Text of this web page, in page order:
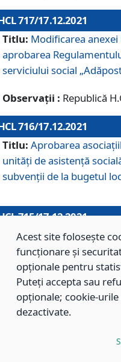
717/17.12.2021
Titlu: Modificarea
aprobarea
serviciului social
Observații : Republică
716/17.12.2021
Titlu: Aprobarea
unităţi de asistenţă
subvenţii de la bugetul
715/17.12.2021
Titlu: Aprobarea Planului
local pentru anul 2022.
714/17.12.2021
Titlu: Modificarea Anexei
aprobarea
Direcţiei de Asistenţă
Acest site folosește
funcționare și
opționale pentru
Puteți accepta sau
opționale; cookie-
dezactivate.